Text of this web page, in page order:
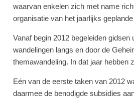
waarvan enkelen zich met name
organisatie van het jaarlijks
Vanaf begin 2012 begeleiden
wandelingen langs en door de
themawandeling. In dat jaar hebben
Eén van de eerste taken van 2012
daarmee de benodigde subsidies